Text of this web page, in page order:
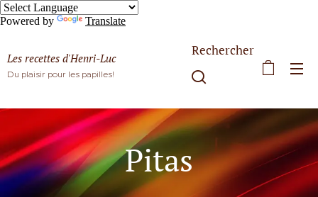
Powered by Translate
Les recettes d'Henri-Luc
Du plaisir pour les papilles!
Rechercher
Pitas